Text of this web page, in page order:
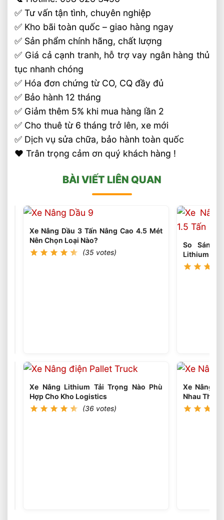
✅ Tư vấn tận tình, chuyên nghiệp
✅ Kho bãi toàn quốc – giao hàng ngay
✅ Sản phẩm chính hãng, chất lượng
✅ Giá cả cạnh tranh, hỗ trợ vay ngân hàng thủ
tục nhanh chóng
✅ Hóa đơn chứng từ CO, CQ đầy đủ
✅ Bảo hành 12 tháng
✅ Giảm thêm 5% khi mua hàng lần 2
✅ Cho thuê từ 6 tháng trở lên, xe mới
✅ Dịch vụ sửa chữa, bảo hành toàn quốc
❤️ Trân trọng cảm ơn quý khách hàng !
BÀI VIẾT LIÊN QUAN
Có
Thể
Việc
Liên
Tục
Xe Nâng Dầu 3 Tấn Nâng Cao 4.5 Mét
Nên Chọn Loại Nào?
(35 votes)
Xe Nâng Lithium Tải Trọng Nào Phù
Hợp Cho Kho Logistics
(36 votes)
So Sánh
Lithium
Xe Nâng
Nhau Thế